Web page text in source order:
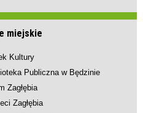
miejskie
Kultury
Publiczna w Będzinie
Zagłębia
Zagłębia